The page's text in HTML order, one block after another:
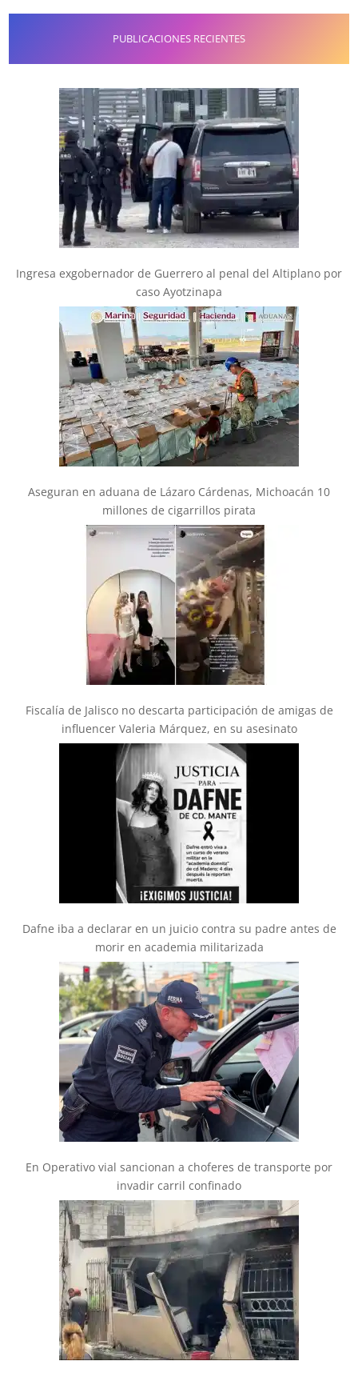
PUBLICACIONES RECIENTES
Ingresa exgobernador de Guerrero al penal del Altiplano por
caso Ayotzinapa
Aseguran en aduana de Lázaro Cárdenas, Michoacán 10
millones de cigarrillos pirata
Fiscalía de Jalisco no descarta participación de amigas de
influencer Valeria Márquez, en su asesinato
Dafne iba a declarar en un juicio contra su padre antes de
morir en academia militarizada
En Operativo vial sancionan a choferes de transporte por
invadir carril confinado